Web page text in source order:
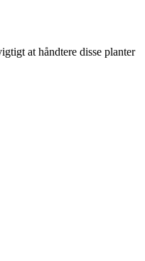
at håndtere disse planter